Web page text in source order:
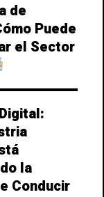
de
Puede
el Sector
la
Conducir